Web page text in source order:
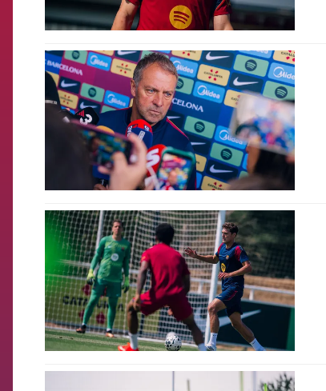
FCB Barcelona badge
FCB Barcelona badge